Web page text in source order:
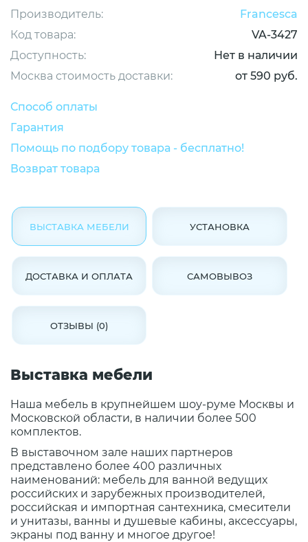
Производитель:
Francesca
Код товара:
VA-3427
Доступность:
Нет в наличии
Москва стоимость доставки:
от 590 руб.
Способ оплаты
Гарантия
Помощь по подбору товара - бесплатно!
Возврат товара
ВЫСТАВКА МЕБЕЛИ УСТАНОВКА
ДОСТАВКА И ОПЛАТА САМОВЫВОЗ
ОТЗЫВЫ (0)
Выставка мебели
Наша мебель в крупнейшем шоу-руме Москвы и
Московской области, в наличии более 500
комплектов.
В выставочном зале наших партнеров
представлено более 400 различных
наименований: мебель для ванной ведущих
российских и зарубежных производителей,
российская и импортная сантехника, смесители
и унитазы, ванны и душевые кабины, аксессуары,
экраны под ванну и многое другое!